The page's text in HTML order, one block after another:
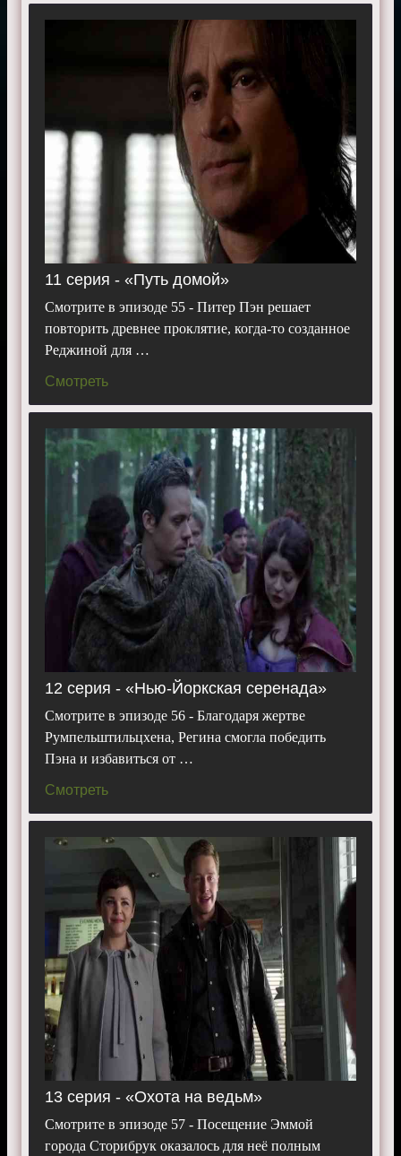
11 серия - «Путь домой»
Смотрите в эпизоде 55 - Питер Пэн решает
повторить древнее проклятие, когда-то созданное
Реджиной для …
Смотреть
12 серия - «Нью-Йоркская серенада»
Смотрите в эпизоде 56 - Благодаря жертве
Румпельштильцхена, Регина смогла победить
Пэна и избавиться от …
Смотреть
13 серия - «Охота на ведьм»
Смотрите в эпизоде 57 - Посещение Эммой
города Сторибрук оказалось для неё полным